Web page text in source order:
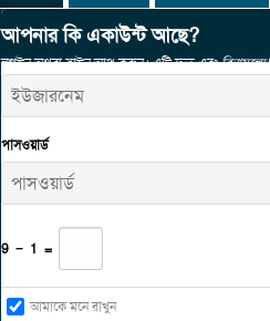
আপনার কি একাউন্ট আছে?
লগইন অথবা সাইন আপ করুন। এটি দ্রুত এবংবিনামূল্যে!
পাসওয়ার্ড
9 − 1 =
আমাকে মনে রাখুন